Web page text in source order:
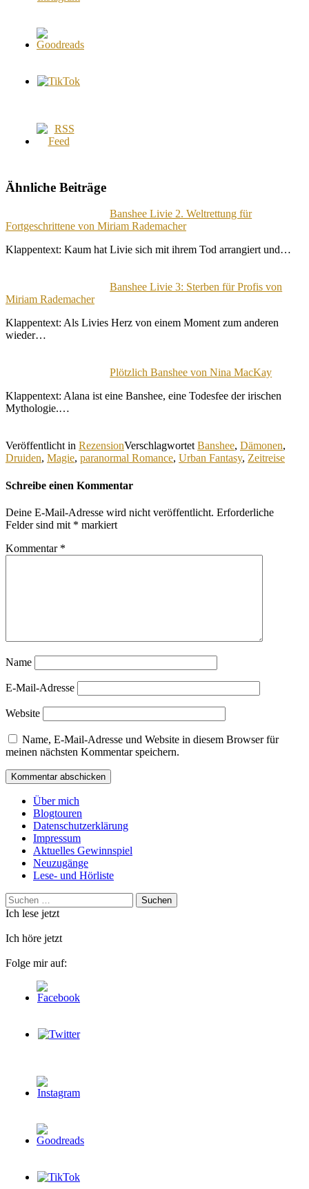
Ähnliche Beiträge
Banshee Livie 2. Weltrettung für
Fortgeschrittene von Miriam Rademacher
Klappentext: Kaum hat Livie sich mit ihrem Tod arrangiert und…
Banshee Livie 3: Sterben für Profis von
Miriam Rademacher
Klappentext: Als Livies Herz von einem Moment zum anderen
wieder…
Plötzlich Banshee von Nina MacKay
Klappentext: Alana ist eine Banshee, eine Todesfee der irischen
Mythologie.…
Veröffentlicht in RezensionVerschlagwortet Banshee, Dämonen,
Druiden, Magie, paranormal Romance, Urban Fantasy, Zeitreise
Schreibe einen Kommentar
Deine E-Mail-Adresse wird nicht veröffentlicht. Erforderliche
Felder sind mit * markiert
Kommentar *
Name
E-Mail-Adresse
Website
Name, E-Mail-Adresse und Website in diesem Browser für
meinen nächsten Kommentar speichern.
Über mich
Blogtouren
Datenschutzerklärung
Impressum
Aktuelles Gewinnspiel
Neuzugänge
Lese- und Hörliste
Suchen
nach:
Ich lese jetzt
Ich höre jetzt
Folge mir auf: